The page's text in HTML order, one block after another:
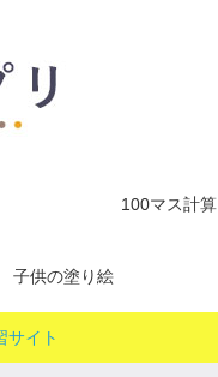
100マス計算
子供の塗り絵
サイト